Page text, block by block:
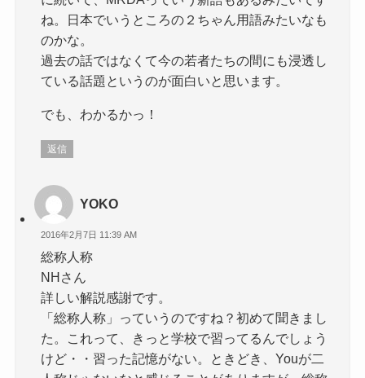
ね。日本でいうところの２ちゃん用語みたいなも
のかな。
過去の話ではなくて今の若者たちの間にも浸透し
ている話題というのが面白いと思います。
でも、わかるかっ！
返信
YOKO
2016年2月7日 11:39 AM
総称人称
NHさん
詳しい解説感謝です。
「総称人称」っていうのですね？初めて聞きまし
た。これって、きっと学校で習ってるんでしょう
けど・・習った記憶がない。ときどき、Youが二